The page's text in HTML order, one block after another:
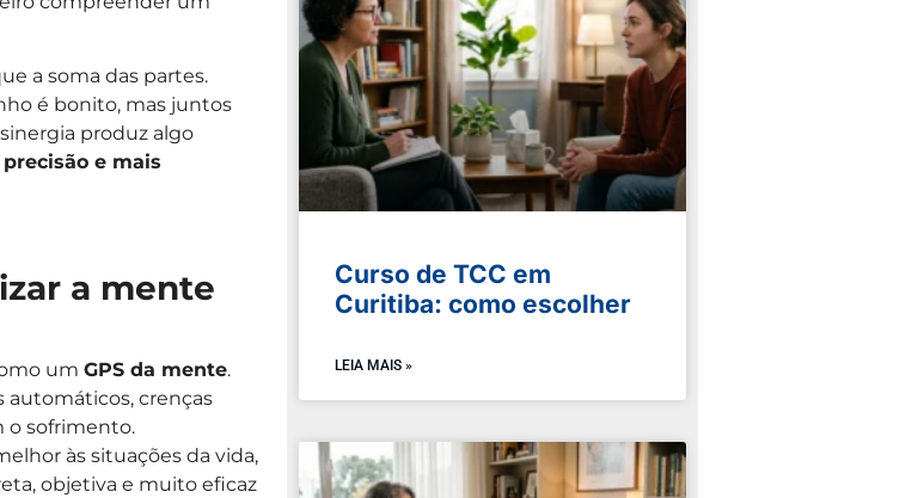
a soma das partes.
é bonito, mas juntos
produz algo
e mais
a mente
um GPS da mente.
automáticos, crenças
o sofrimento.
às situações da vida,
objetiva e muito eficaz
Curso de TCC em
Curitiba: como escolher
LEIA MAIS »